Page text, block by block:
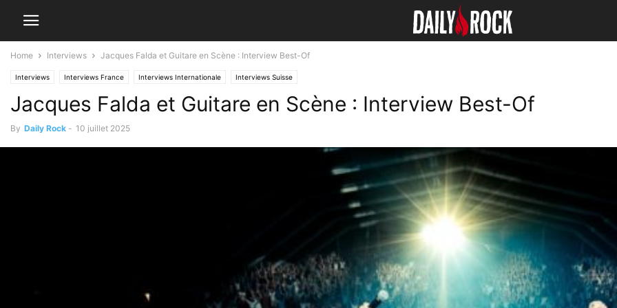
Home Interviews Jacques Falda et Guitare en Scène : Interview Best-Of
Interviews Interviews France Interviews Internationale Interviews Suisse
Jacques Falda et Guitare en Scène : Interview Best-Of
By Daily Rock - 10 juillet 2025